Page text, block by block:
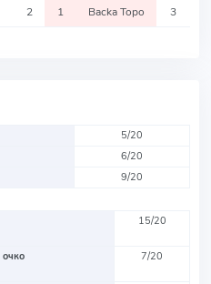
2 1 Backa Topo 3
5/20
6/20
9/20
15/20
7/20